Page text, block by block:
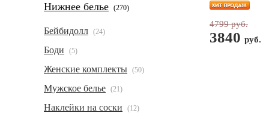
Нижнее белье (270)
Бейбидолл (24)
Боди (5)
Женские комплекты (50)
Мужское белье (21)
Наклейки на соски (12)
4799 руб.
3840 руб.